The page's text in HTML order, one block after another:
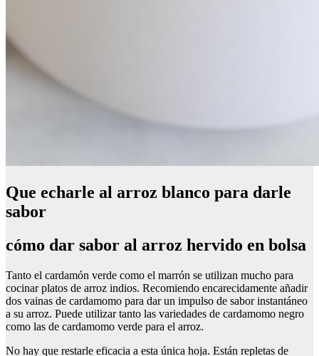
Que echarle al arroz blanco para darle
sabor
cómo dar sabor al arroz hervido en bolsa
Tanto el cardamón verde como el marrón se utilizan mucho para
cocinar platos de arroz indios. Recomiendo encarecidamente añadir
dos vainas de cardamomo para dar un impulso de sabor instantáneo
a su arroz. Puede utilizar tanto las variedades de cardamomo negro
como las de cardamomo verde para el arroz.
No hay que restarle eficacia a esta única hoja. Están repletas de